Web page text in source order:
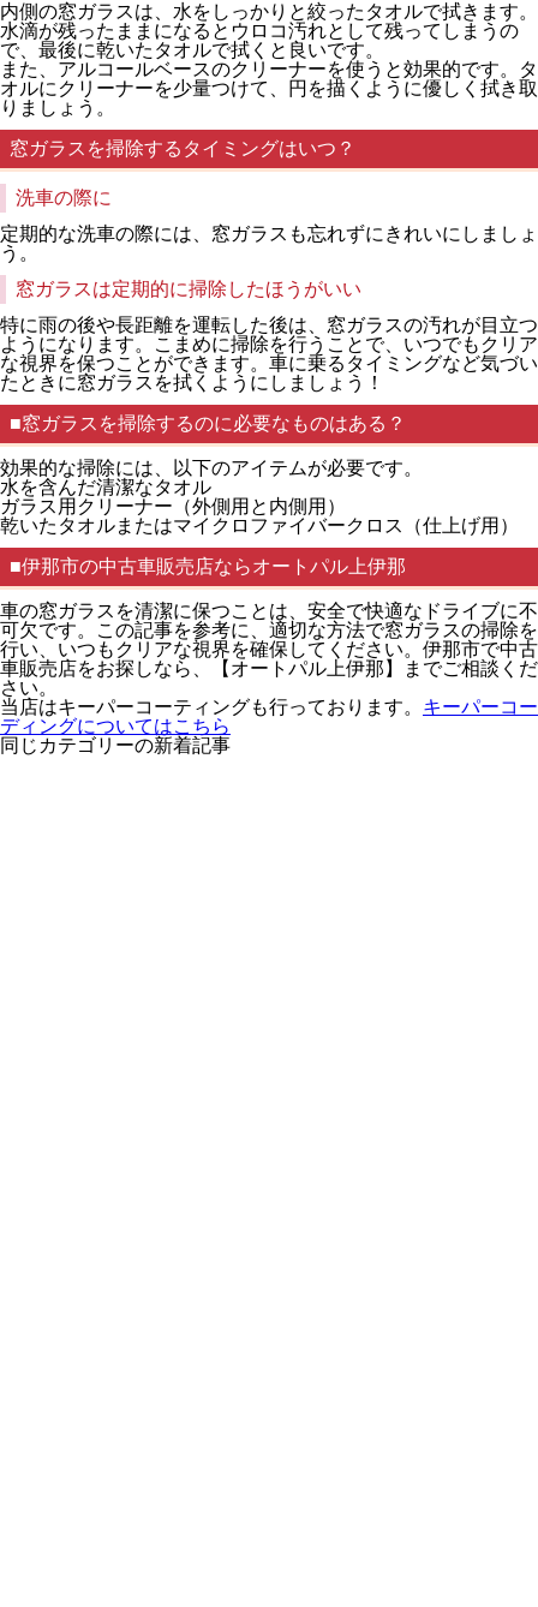
内側の窓ガラスは、水をしっかりと絞ったタオルで拭きます。
水滴が残ったままになるとウロコ汚れとして残ってしまうの
で、最後に乾いたタオルで拭くと良いです。
また、アルコールベースのクリーナーを使うと効果的です。タ
オルにクリーナーを少量つけて、円を描くように優しく拭き取
りましょう。
窓ガラスを掃除するタイミングはいつ？
洗車の際に
定期的な洗車の際には、窓ガラスも忘れずにきれいにしましょ
う。
窓ガラスは定期的に掃除したほうがいい
特に雨の後や長距離を運転した後は、窓ガラスの汚れが目立つ
ようになります。こまめに掃除を行うことで、いつでもクリア
な視界を保つことができます。車に乗るタイミングなど気づい
たときに窓ガラスを拭くようにしましょう！
■窓ガラスを掃除するのに必要なものはある？
効果的な掃除には、以下のアイテムが必要です。
水を含んだ清潔なタオル
ガラス用クリーナー（外側用と内側用）
乾いたタオルまたはマイクロファイバークロス（仕上げ用）
■伊那市の中古車販売店ならオートパル上伊那
車の窓ガラスを清潔に保つことは、安全で快適なドライブに不
可欠です。この記事を参考に、適切な方法で窓ガラスの掃除を
行い、いつもクリアな視界を確保してください。伊那市で中古
車販売店をお探しなら、【オートパル上伊那】までご相談くだ
さい。
当店はキーパーコーティングも行っております。 キーパーコー
ディングについてはこちら
同じカテゴリーの新着記事